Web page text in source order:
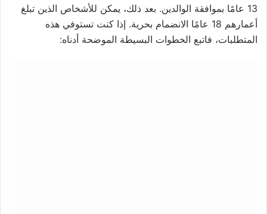
13 عامًا بموافقة الوالدين. بعد ذلك، يمكن للأشخاص الذين تبلغ
أعمارهم 18 عامًا الانضمام بحرية. إذا كنت تستوفي هذه
المتطلبات، فاتبع الخطوات البسيطة الموضحة أدناه: